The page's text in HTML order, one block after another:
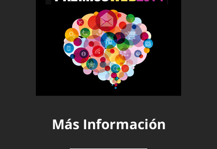
Más Información